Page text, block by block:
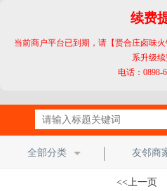
续费
当前商户平台已到期，请【贤合庄卤味
系升级续
电话：0898-
全部分类 友邻商
<<上一页